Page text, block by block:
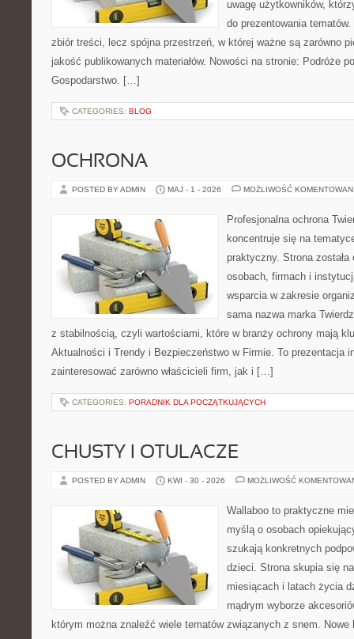
uwagę użytkowników,
do prezentowania
zbiór treści, lecz spójna przestrzeń, w której ważne są zarówno
jakość publikowanych materiałów. Nowości na stronie: Podróże
Gospodarstwo. […]
CATEGORIES: BLOG
OCHRONA
POSTED BY ADMIN MAJ - 1 - 2026 MOŻLIWOŚĆ
Profesjonalna ochrona
koncentruje się na
praktyczny. Strona
osobach, firmach i
wsparcia w zakresie
sama nazwa marka
z stabilnością, czyli wartościami, które w branży ochrony mają
Aktualności i Trendy i Bezpieczeństwo w Firmie. To prezentacja
zainteresować zarówno właścicieli firm, jak i […]
CATEGORIES: PORADNIK DLA POCZĄTKUJĄCYCH
CHUSTY I OTULACZE
POSTED BY ADMIN KWI - 30 - 2026 MOŻLIWOŚĆ
Wallaboo to praktyczne
myślą o osobach
szukają konkretnych
dzieci. Strona skupia się
miesiącach i latach życia
mądrym wyborze
którym można znaleźć wiele tematów związanych z snem. Nowe